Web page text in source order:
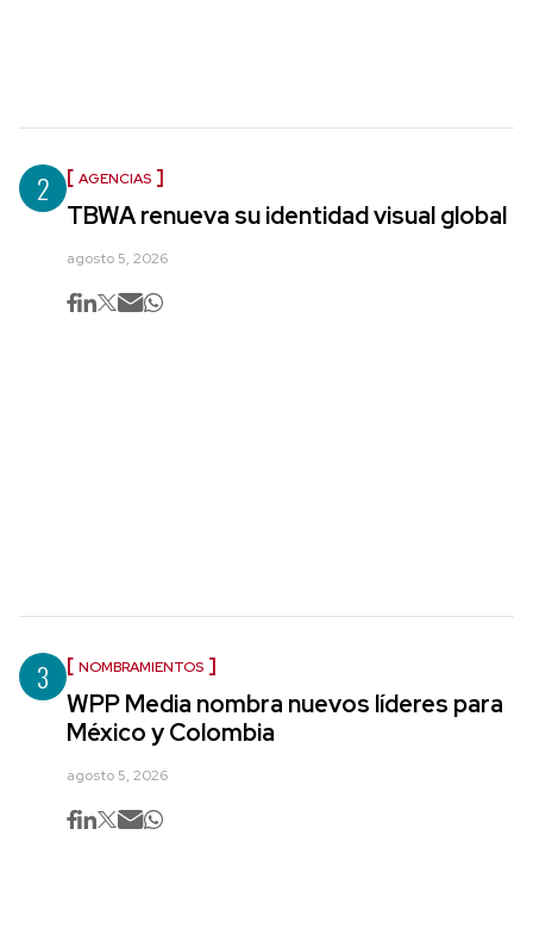
2 AGENCIAS
TBWA renueva su identidad visual global
agosto 5, 2026
3 NOMBRAMIENTOS
WPP Media nombra nuevos líderes para
México y Colombia
agosto 5, 2026